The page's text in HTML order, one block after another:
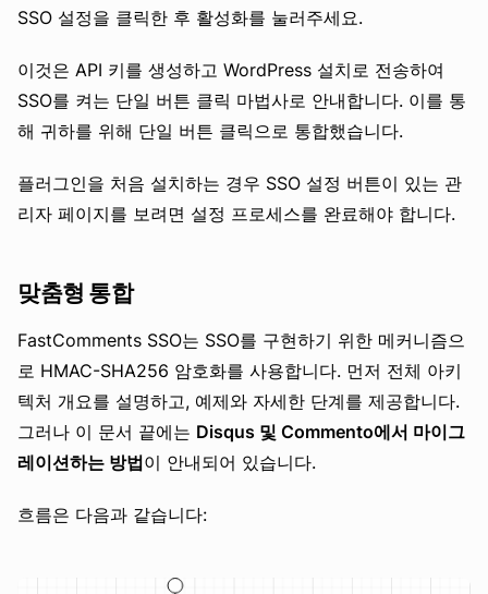
SSO 설정을 클릭한 후 활성화를 눌러주세요.
이것은 API 키를 생성하고 WordPress 설치로 전송하여
SSO를 켜는 단일 버튼 클릭 마법사로 안내합니다. 이를 통
해 귀하를 위해 단일 버튼 클릭으로 통합했습니다.
플러그인을 처음 설치하는 경우 SSO 설정 버튼이 있는 관
리자 페이지를 보려면 설정 프로세스를 완료해야 합니다.
맞춤형 통합
FastComments SSO는 SSO를 구현하기 위한 메커니즘으
로 HMAC-SHA256 암호화를 사용합니다. 먼저 전체 아키
텍처 개요를 설명하고, 예제와 자세한 단계를 제공합니다.
그러나 이 문서 끝에는 Disqus 및 Commento에서 마이그
레이션하는 방법이 안내되어 있습니다.
흐름은 다음과 같습니다: